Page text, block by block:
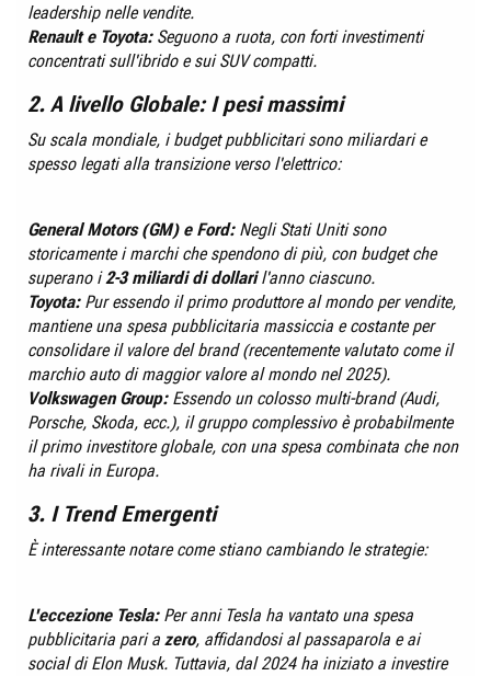
leadership nelle vendite.
Renault e Toyota:Seguono a ruota, con forti investimenti
concentrati sull'ibrido e sui SUV compatti.
2. A livello Globale: I pesi massimi
Su scala mondiale, i budget pubblicitari sono miliardari e
spesso legati alla transizione verso l'elettrico:
General Motors (GM) e Ford:Negli Stati Uniti sono
storicamente i marchi che spendono di più, con budget che
superano i2-3 miliardi di dollaril'anno ciascuno.
Toyota:Pur essendo il primo produttore al mondo per vendite,
mantiene una spesa pubblicitaria massiccia e costante per
consolidare il valore del brand (recentemente valutato come il
marchio auto di maggior valore al mondo nel 2025).
Volkswagen Group:Essendo un colosso multi-brand (Audi,
Porsche, Skoda, ecc.), il gruppo complessivo è probabilmente
il primo investitore globale, con una spesa combinata che non
ha rivali in Europa.
3. I Trend Emergenti
È interessante notare come stiano cambiando le strategie:
L'eccezione Tesla:Per anni Tesla ha vantato una spesa
pubblicitaria pari a zero, affidandosi al passaparola e ai
social di Elon Musk. Tuttavia, dal 2024 ha iniziato a investire